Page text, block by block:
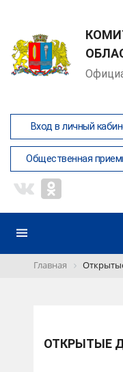
Вход в личный
Общественная
Главная
ОТКРЫТЫЕ